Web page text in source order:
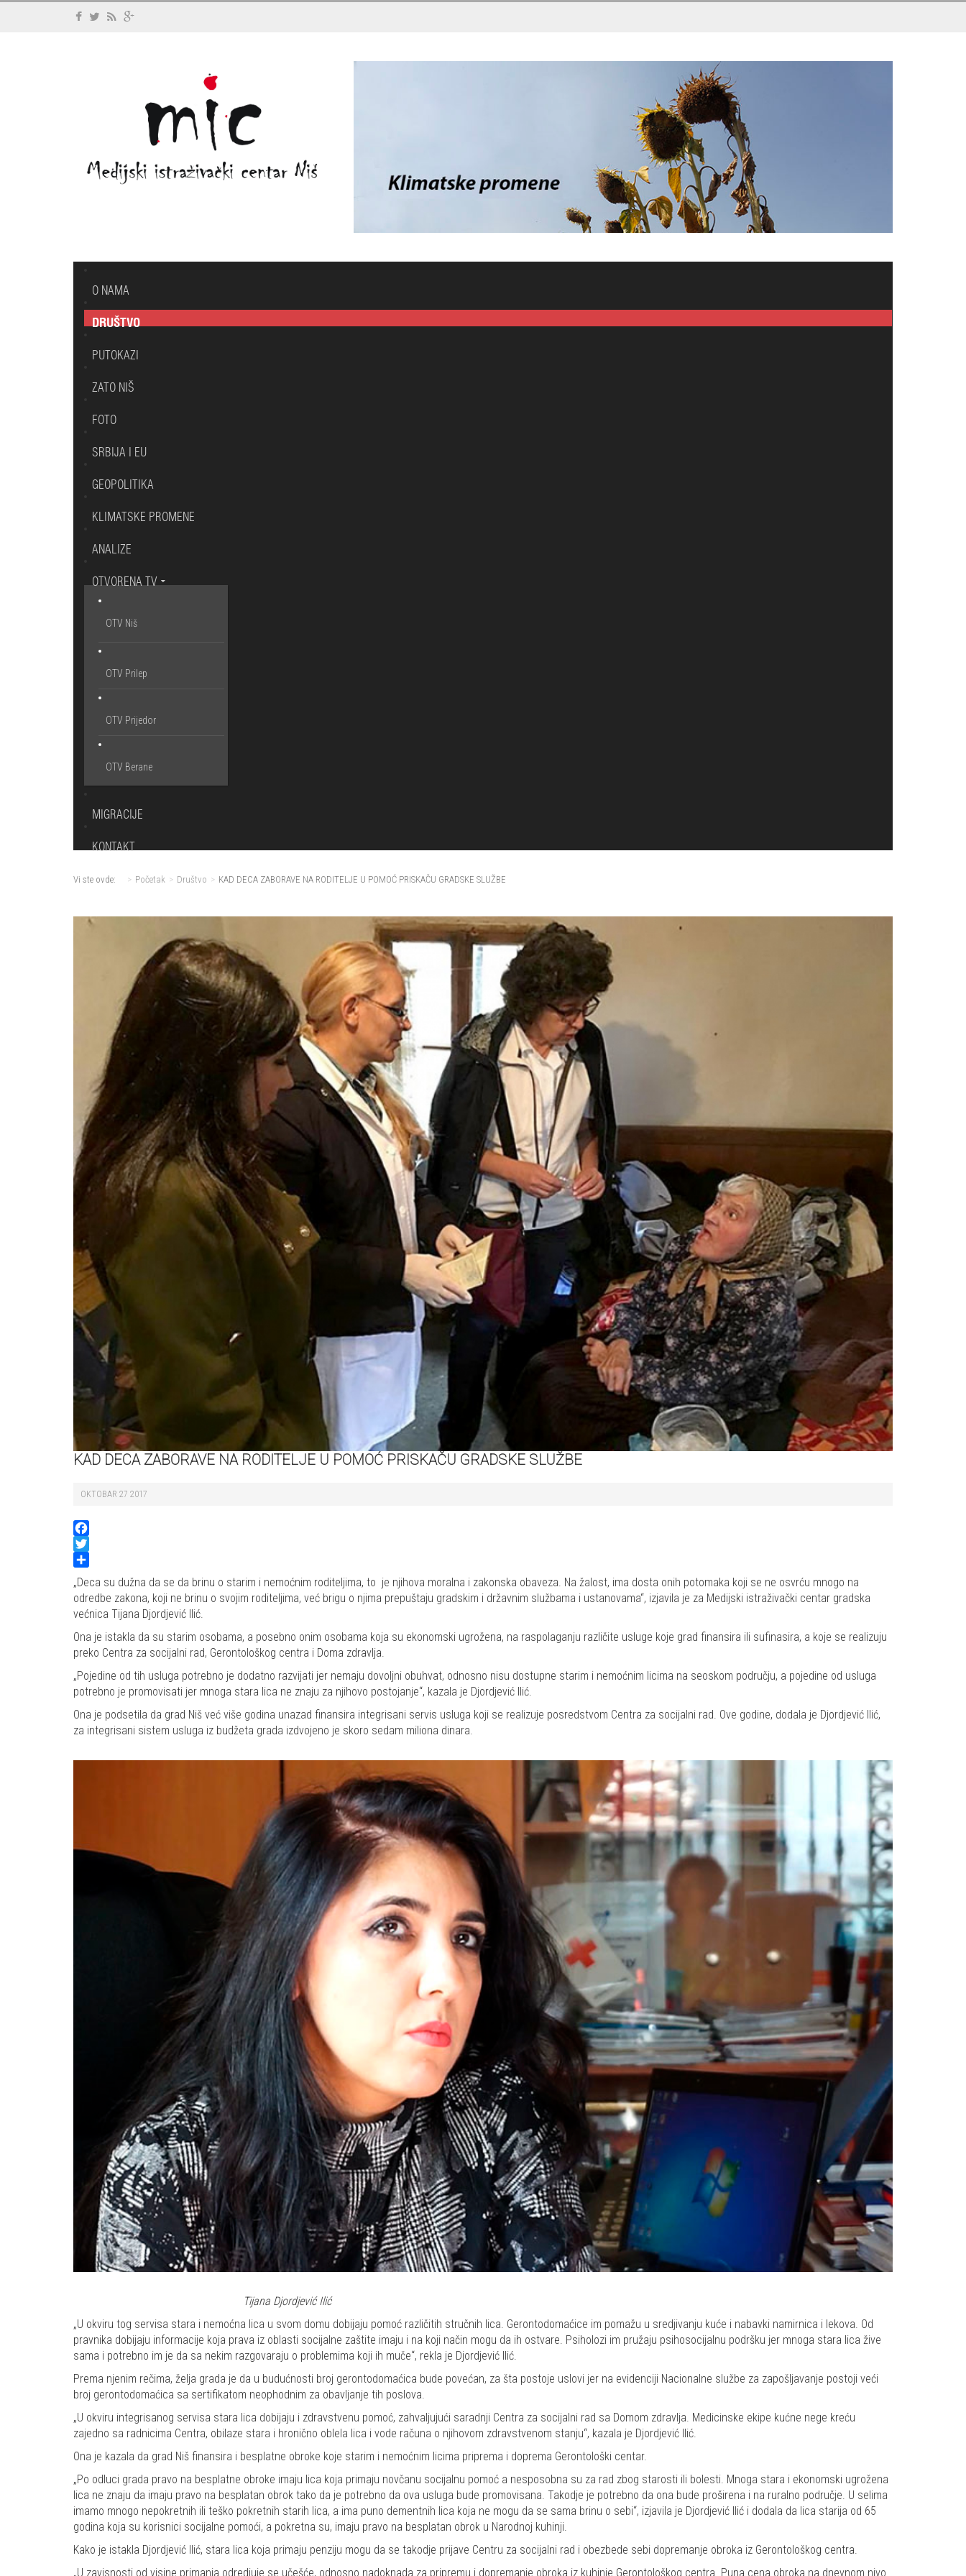
O NAMA
DRUŠTVO
PUTOKAZI
ZATO NIŠ
FOTO
SRBIJA I EU
GEOPOLITIKA
KLIMATSKE PROMENE
ANALIZE
OTVORENA TV
OTV Niš
OTV Prilep
OTV Prijedor
OTV Berane
MIGRACIJE
KONTAKT
Vi ste ovde: Početak Društvo KAD DECA ZABORAVE NA RODITELJE U POMOĆ PRISKAČU GRADSKE SLUŽBE
KAD DECA ZABORAVE NA RODITELJE U POMOĆ PRISKAČU GRADSKE SLUŽBE
OKTOBAR 27 2017
Facebook
Twitter
Share
„Deca su dužna da se da brinu o starim i nemoćnim roditeljima, to je njihova moralna i zakonska obaveza. Na žalost, ima dosta onih potomaka koji se ne osvrću mnogo na
odredbe zakona, koji ne brinu o svojim roditeljima, već brigu o njima prepuštaju gradskim i državnim službama i ustanovama“, izjavila je za Medijski istraživački centar gradska
većnica Tijana Djordjević Ilić.
Ona je istakla da su starim osobama, a posebno onim osobama koja su ekonomski ugrožena, na raspolaganju različite usluge koje grad finansira ili sufinasira, a koje se realizuju
preko Centra za socijalni rad, Gerontološkog centra i Doma zdravlja.
„Pojedine od tih usluga potrebno je dodatno razvijati jer nemaju dovoljni obuhvat, odnosno nisu dostupne starim i nemoćnim licima na seoskom području, a pojedine od usluga
potrebno je promovisati jer mnoga stara lica ne znaju za njihovo postojanje“, kazala je Djordjević Ilić.
Ona je podsetila da grad Niš već više godina unazad finansira integrisani servis usluga koji se realizuje posredstvom Centra za socijalni rad. Ove godine, dodala je Djordjević Ilić,
za integrisani sistem usluga iz budžeta grada izdvojeno je skoro sedam miliona dinara.
Tijana Djordjević Ilić
„U okviru tog servisa stara i nemoćna lica u svom domu dobijaju pomoć različitih stručnih lica. Gerontodomaćice im pomažu u sredjivanju kuće i nabavki namirnica i lekova. Od
pravnika dobijaju informacije koja prava iz oblasti socijalne zaštite imaju i na koji način mogu da ih ostvare. Psiholozi im pružaju psihosocijalnu podršku jer mnoga stara lica žive
sama i potrebno im je da sa nekim razgovaraju o problemima koji ih muče“, rekla je Djordjević Ilić.
Prema njenim rečima, želja grada je da u budućnosti broj gerontodomaćica bude povećan, za šta postoje uslovi jer na evidenciji Nacionalne službe za zapošljavanje postoji veći
broj gerontodomaćica sa sertifikatom neophodnim za obavljanje tih poslova.
„U okviru integrisanog servisa stara lica dobijaju i zdravstvenu pomoć, zahvaljujući saradnji Centra za socijalni rad sa Domom zdravlja. Medicinske ekipe kućne nege kreću
zajedno sa radnicima Centra, obilaze stara i hronično oblela lica i vode računa o njihovom zdravstvenom stanju“, kazala je Djordjević Ilić.
Ona je kazala da grad Niš finansira i besplatne obroke koje starim i nemoćnim licima priprema i doprema Gerontološki centar.
„Po odluci grada pravo na besplatne obroke imaju lica koja primaju novčanu socijalnu pomoć a nesposobna su za rad zbog starosti ili bolesti. Mnoga stara i ekonomski ugrožena
lica ne znaju da imaju pravo na besplatan obrok tako da je potrebno da ova usluga bude promovisana. Takodje je potrebno da ona bude proširena i na ruralno područje. U selima
imamo mnogo nepokretnih ili teško pokretnih starih lica, a ima puno dementnih lica koja ne mogu da se sama brinu o sebi“, izjavila je Djordjević Ilić i dodala da lica starija od 65
godina koja su korisnici socijalne pomoći, a pokretna su, imaju pravo na besplatan obrok u Narodnoj kuhinji.
Kako je istakla Djordjević Ilić, stara lica koja primaju penziju mogu da se takodje prijave Centru za socijalni rad i obezbede sebi dopremanje obroka iz Gerontološkog centra.
„U zavisnosti od visine primanja odredjuje se učešće, odnosno nadoknada za pripremu i dopremanje obroka iz kuhinje Gerontološkog centra. Puna cena obroka na dnevnom nivo